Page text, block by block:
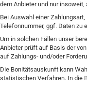
dem Anbieter und nur
Bei Auswahl einer
Telefonnummer, ggf. Daten zu
Um in solchen Fällen unser
Anbieter prüft auf Basis der
auf Zahlungs- und/oder
Die Bonitätsauskunft kann
statistischen Verfahren. In die